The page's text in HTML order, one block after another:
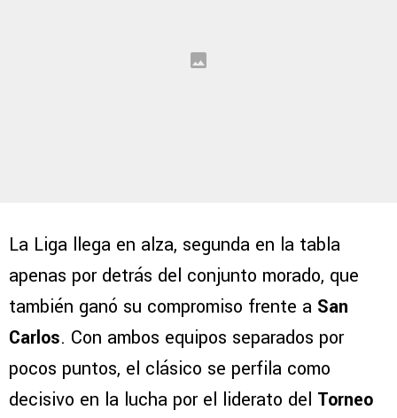
La Liga llega en alza, segunda en la tabla
apenas por detrás del conjunto morado, que
también ganó su compromiso frente a San
Carlos. Con ambos equipos separados por
pocos puntos, el clásico se perfila como
decisivo en la lucha por el liderato del Torneo